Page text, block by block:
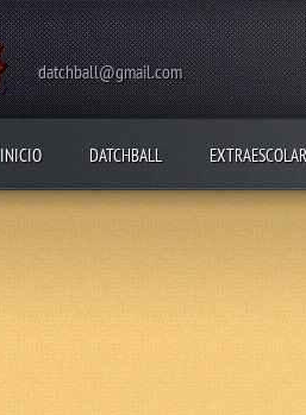
datchball@gmail.com
INICIO DATCHBALL